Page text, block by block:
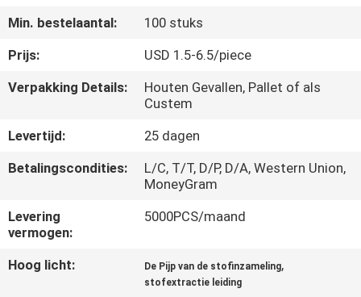
NEEM
CONTACT
MET
OP
GEVALLEN
Min. bestelaantal:
100 stuks
Prijs:
USD 1.5-6.5/piece
Verpakking Details:
Houten Gevallen, Pallet of als
Custem
Levertijd:
25 dagen
Betalingscondities:
L/C, T/T, D/P, D/A, Western Union,
MoneyGram
Levering
vermogen:
5000PCS/maand
Hoog licht: De Pijp van de stofinzameling,
stofextractie leiding